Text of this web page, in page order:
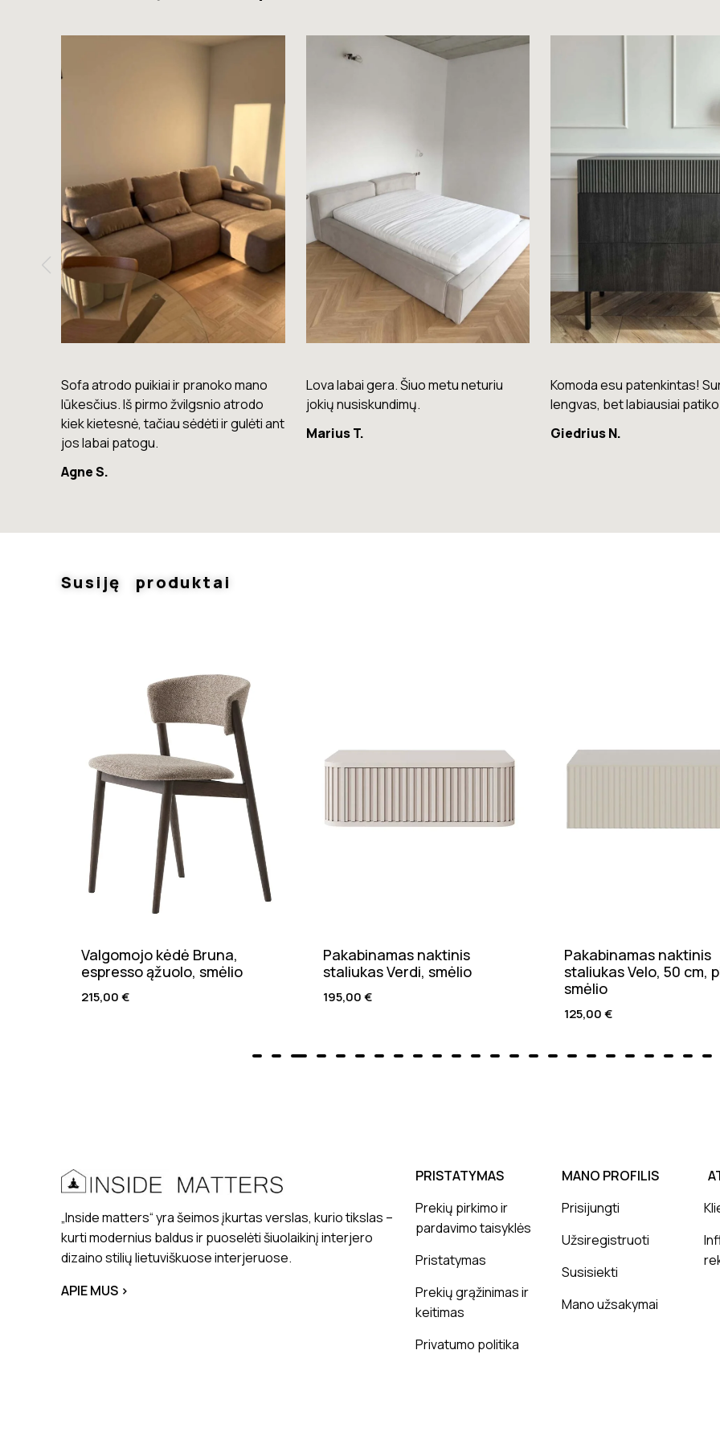
Lova labai gera. Šiuo metu neturiu
jokių nusiskundimų.
Marius T.
Komoda esu patenkintas! Surinkimas
lengvas, bet labiausiai patiko spalva.
Giedrius N.
Puikios kokybės kėdės –
patogios ir stilingos.
Raminta G.
Susiję produktai
Valgomojo kėdė Bruna,
espresso ąžuolo, smėlio
215,00€
Pakabinamas naktinis
staliukas Verdi, smėlio
195,00€
Pakabinamas naktinis
staliukas Velo, 50 cm,
smėlio
125,00€
„Inside matters“ yra šeimos įkurtas verslas, kurio tikslas –
kurti modernius baldus ir puoselėti šiuolaikinį interjero
dizaino stilių lietuviškuose interjeruose.
APIE MUS >
PRISTATYMAS
Prekių pirkimo ir
pardavimo taisyklės
Pristatymas
Prekių grąžinimas ir
keitimas
Privatumo politika
MANO PROFILIS
Prisijungti
Užsiregistruoti
Susisiekti
Mano užsakymai